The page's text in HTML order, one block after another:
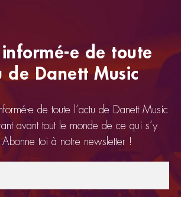
informé-e de toute
de Danett Music
e de toute l’actu de Danett Music
avant tout le monde de ce qui s’y
toi à notre newsletter !